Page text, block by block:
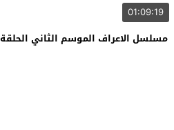
01:09:19
مسلسل الاعراف الموسم الثاني الحلقة 6